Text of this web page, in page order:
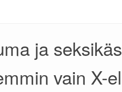
ja
vain X-